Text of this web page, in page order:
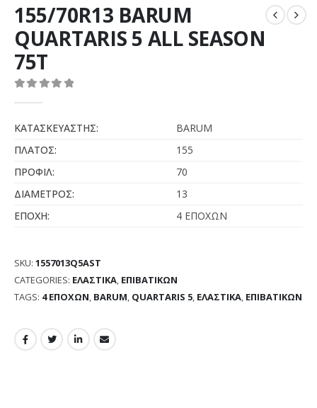
155/70R13 BARUM
QUARTARIS 5 ALL SEASON
75T
ΚΑΤΑΣΚΕΥΑΣΤΗΣ:
BARUM
ΠΛΑΤΟΣ:
155
ΠΡΟΦΙΛ:
70
ΔΙΑΜΕΤΡΟΣ:
13
ΕΠΟΧΗ:
4 ΕΠΟΧΩΝ
SKU: 1557013Q5AST
CATEGORIES: ΕΛΑΣΤΙΚΑ, ΕΠΙΒΑΤΙΚΩΝ
TAGS: 4 ΕΠΟΧΩΝ, BARUM, QUARTARIS 5, ΕΛΑΣΤΙΚΑ, ΕΠΙΒΑΤΙΚΩΝ